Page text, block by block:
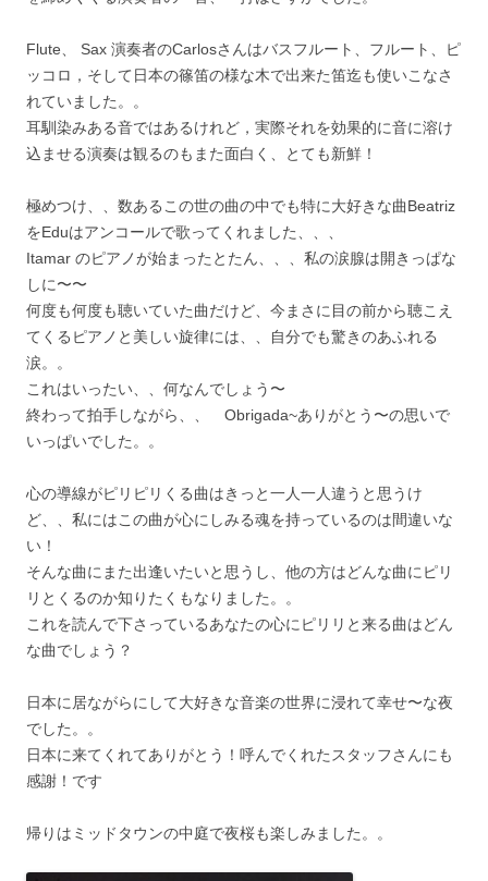
Flute、 Sax 演奏者のCarlosさんはバスフルート、フルート、ピ
ッコロ，そして日本の篠笛の様な木で出来た笛迄も使いこなさ
れていました。。
耳馴染みある音ではあるけれど，実際それを効果的に音に溶け
込ませる演奏は観るのもまた面白く、とても新鮮！
極めつけ、、数あるこの世の曲の中でも特に大好きな曲Beatriz
をEduはアンコールで歌ってくれました、、、
Itamar のピアノが始まったとたん、、、私の涙腺は開きっぱな
しに〜〜
何度も何度も聴いていた曲だけど、今まさに目の前から聴こえ
てくるピアノと美しい旋律には、、自分でも驚きのあふれる
涙。。
これはいったい、、何なんでしょう〜
終わって拍手しながら、、 Obrigada~ありがとう〜の思いで
いっぱいでした。。
心の導線がピリピリくる曲はきっと一人一人違うと思うけ
ど、、私にはこの曲が心にしみる魂を持っているのは間違いな
い！
そんな曲にまた出逢いたいと思うし、他の方はどんな曲にピリ
リとくるのか知りたくもなりました。。
これを読んで下さっているあなたの心にピリリと来る曲はどん
な曲でしょう？
日本に居ながらにして大好きな音楽の世界に浸れて幸せ〜な夜
でした。。
日本に来てくれてありがとう！呼んでくれたスタッフさんにも
感謝！です
帰りはミッドタウンの中庭で夜桜も楽しみました。。